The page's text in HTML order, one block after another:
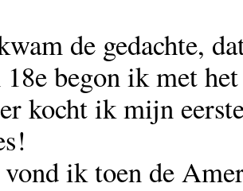
de gedachte,
begon ik met
kocht ik mijn
ik toen de